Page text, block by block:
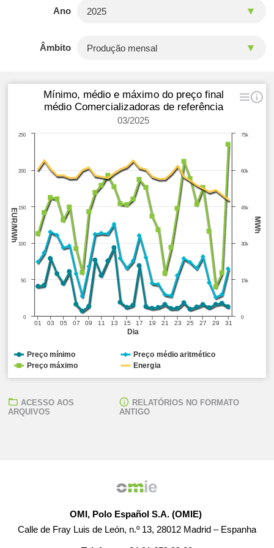
Ano
Âmbito
Dia
MWh
EUR/MWh
Mínimo, médio e máximo do preço final
médio Comercializadoras de referência
03/2025
01 07 13 19 25 31
03 05 09 11 15 17 21 23 27 29
0
15k
30k
45k
60k
75k
0
50
100
150
200
250
Preço mínimo
Preço médio aritmético
Preço máximo
Energia
ACESSO AOS
ARQUIVOS
RELATÓRIOS NO FORMATO
ANTIGO
OMI, Polo Español S.A. (OMIE)
Calle de Fray Luis de León, n.º 13, 28012 Madrid – Espanha